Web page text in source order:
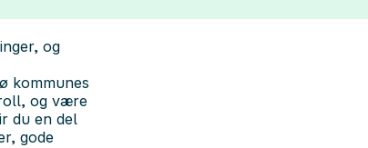
og
kommunes
og være
du en del
gode